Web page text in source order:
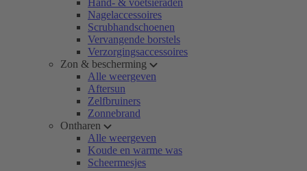
Hand- & voetsieraden
Nagelaccessoires
Scrubhandschoenen
Vervangende borstels
Verzorgingsaccessoires
Zon & bescherming
Alle weergeven
Aftersun
Zelfbruiners
Zonnebrand
Ontharen
Alle weergeven
Koude en warme was
Scheermesjes